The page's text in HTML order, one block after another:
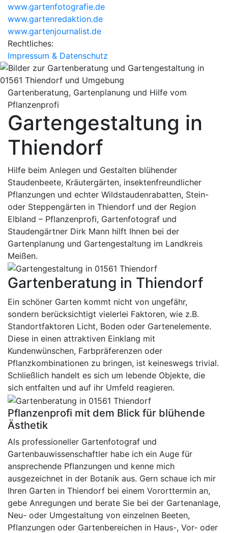
www.gartenfotografie.de
www.gartenredaktion.de
www.gartenjournalist.de
Rechtliches:
Impressum & Datenschutz
Gartenberatung, Gartenplanung und Hilfe vom
Pflanzenprofi
Gartengestaltung in
Thiendorf
Hilfe beim Anlegen und Gestalten blühender
Staudenbeete, Kräutergärten, insektenfreundlicher
Pflanzungen und echter Wildstaudenrabatten, Stein-
oder Steppengärten in Thiendorf und der Region
Elbland – Pflanzenprofi, Gartenfotograf und
Staudengärtner Dirk Mann hilft Ihnen bei der
Gartenplanung und Gartengestaltung im Landkreis
Meißen.
Gartenberatung in Thiendorf
Ein schöner Garten kommt nicht von ungefähr,
sondern berücksichtigt vielerlei Faktoren, wie z.B.
Standortfaktoren Licht, Boden oder Gartenelemente.
Diese in einen attraktiven Einklang mit
Kundenwünschen, Farbpräferenzen oder
Pflanzkombinationen zu bringen, ist keineswegs trivial.
Schließlich handelt es sich um lebende Objekte, die
sich entfalten und auf ihr Umfeld reagieren.
Pflanzenprofi mit dem Blick für blühende
Ästhetik
Als professioneller Gartenfotograf und
Gartenbauwissenschaftler habe ich ein Auge für
ansprechende Pflanzungen und kenne mich
ausgezeichnet in der Botanik aus. Gern schaue ich mir
Ihren Garten in Thiendorf bei einem Vororttermin an,
gebe Anregungen und berate Sie bei der Gartenanlage,
Neu- oder Umgestaltung von einzelnen Beeten,
Pflanzungen oder Gartenbereichen in Haus-, Vor- oder